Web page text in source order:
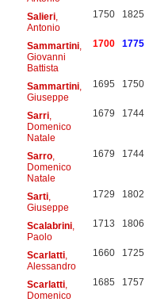
Salieri,
Antonio
1750 1825
Sammartini,
Giovanni
Battista
1700 1775
Sammartini,
Giuseppe
1695 1750
Sarri,
Domenico
Natale
1679 1744
Sarro,
Domenico
Natale
1679 1744
Sarti,
Giuseppe
1729 1802
Scalabrini,
Paolo
1713 1806
Scarlatti,
Alessandro
1660 1725
Scarlatti,
Domenico
1685 1757